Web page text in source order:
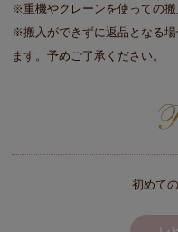
※重機やクレーンを使っての搬
※搬入ができずに返品となる
ます。予めご了承ください。
初めて